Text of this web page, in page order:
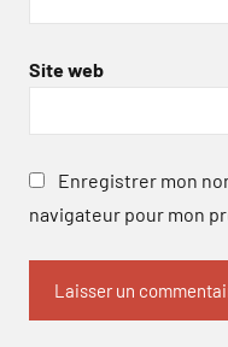
Site web
Enregistrer mon
navigateur pour mon